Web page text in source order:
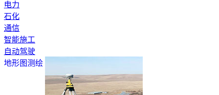
电力
石化
通信
智能施工
自动驾驶
地形图测绘